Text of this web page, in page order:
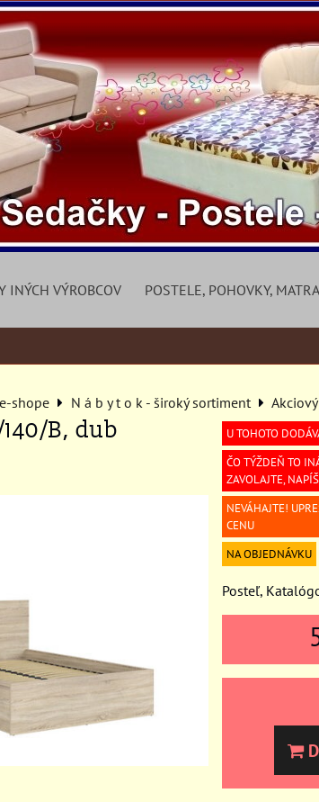
INÝCH VÝROBCOV POSTELE, POHOVKY,
shope N á b y t o k - široký sortiment
B, dub
U TOHOTO
ČO TÝŽDEŇ TO
ZAVOLAJTE,
NEVÁHAJTE!
CENU
NA OBJEDNÁVKU
Posteľ,